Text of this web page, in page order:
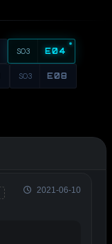
S03 E04
S03 E08
2021-06-10